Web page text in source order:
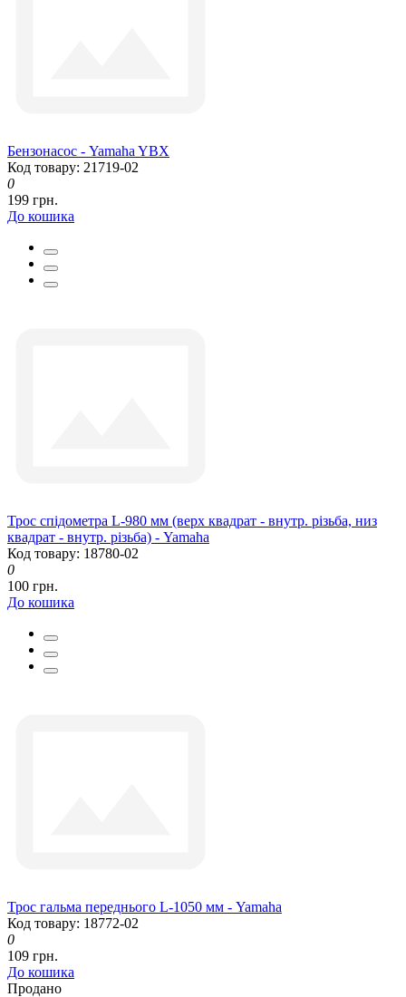
Бензонасос - Yamaha YBX
Код товару: 21719-02
0
199 грн.
До кошика
Трос спідометра L-980 мм (верх квадрат - внутр. різьба, низ
квадрат - внутр. різьба) - Yamaha
Код товару: 18780-02
0
100 грн.
До кошика
Трос гальма переднього L-1050 мм - Yamaha
Код товару: 18772-02
0
109 грн.
До кошика
Продано